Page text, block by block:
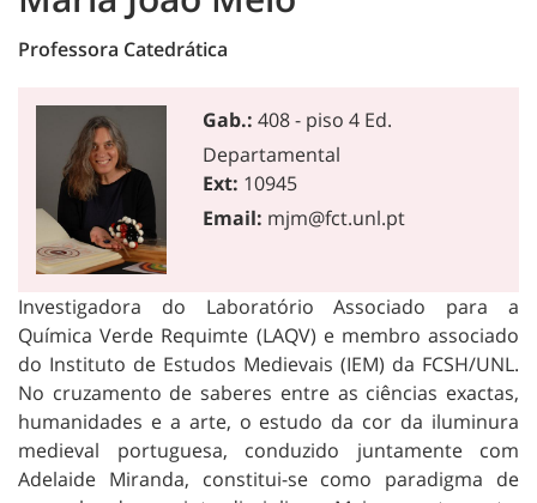
Professora Catedrática
Gab.: 408 - piso 4 Ed.
Departamental
Ext: 10945
Email: mjm@fct.unl.pt
Investigadora do Laboratório Associado para a
Química Verde Requimte (LAQV) e membro associado
do Instituto de Estudos Medievais (IEM) da FCSH/UNL.
No cruzamento de saberes entre as ciências exactas,
humanidades e a arte, o estudo da cor da iluminura
medieval portuguesa, conduzido juntamente com
Adelaide Miranda, constitui-se como paradigma de